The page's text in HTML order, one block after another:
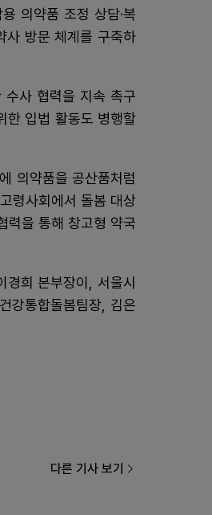
의약품 조정 상담·복
사 방문 체계를 구축하
수사 협력을 지속 촉구
한 입법 활동도 병행할
의약품을 공산품처럼
령사회에서 돌봄 대상
력을 통해 창고형 약국
희 본부장이, 서울시
강통합돌봄팀장, 김은
다른 기사 보기